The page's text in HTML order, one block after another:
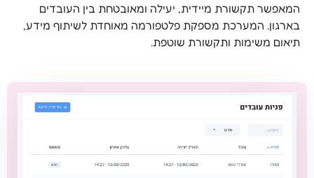
המאפשר תקשורת מיידית, יעילה ומאובטחת בין העובדים
בארגון. המערכת מספקת פלטפורמה מאוחדת לשיתוף מידע,
תיאום משימות ותקשורת שוטפת.